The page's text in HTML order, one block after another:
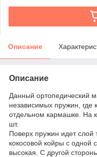
Описание
Описание
Данный ортопедический
независимых пружин, где
отдельном кармашке. На
шт.
Поверх пружин идет слой
кокосовой койры c одной
высокая. С другой